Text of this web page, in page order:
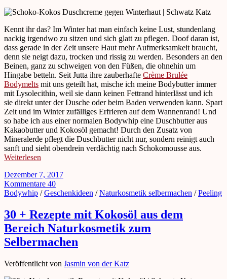
Kennt ihr das? Im Winter hat man einfach keine Lust, stundenlang
nackig irgendwo zu sitzen und sich glatt zu pflegen. Doof daran ist,
dass gerade in der Zeit unsere Haut mehr Aufmerksamkeit braucht,
denn sie neigt dazu, trocken und rissig zu werden. Besonders an den
Beinen, ganz zu schweigen von den Füßen, die ohnehin um
Hingabe betteln. Seit Jutta ihre zauberhafte Crème Brulée
Bodymelts mit uns geteilt hat, mische ich meine Bodybutter immer
mit Lysolecithin, weil sie dann keinen Fettrand hinterlässt und ich
sie direkt unter der Dusche oder beim Baden verwenden kann. Spart
Zeit und im Winter zufälliges Erfrieren auf dem Wannenrand! Und
so habe ich aus einer normalen Bodywhip eine Duschbutter aus
Kakaobutter und Kokosöl gemacht! Durch den Zusatz von
Mineralerde pflegt die Duschbutter nicht nur, sondern reinigt auch
sanft und sieht obendrein verdächtig nach Schokomousse aus.
Weiterlesen
Dezember 7, 2017
Kommentare 40
Bodywhip /Geschenkideen /Naturkosmetik selbermachen /Peeling
30 + Rezepte mit Kokosöl aus dem
Bereich Naturkosmetik zum
Selbermachen
Veröffentlicht von Jasmin von der Katz